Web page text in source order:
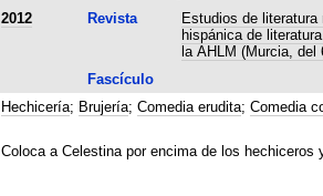
2012 Revista
Estudios de
hispánica de
la AHLM (Murcia,
Fascículo
Hechicería; Brujería; Comedia erudita; Comedia
Coloca a Celestina por encima de los